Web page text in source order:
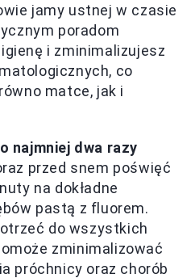
jamy ustnej w czasie
poradom
i zminimalizujesz
co
matce, jak i
najmniej dwa razy
przed snem poświęć
na dokładne
pastą z fluorem.
do wszystkich
zminimalizować
próchnicy oraz chorób